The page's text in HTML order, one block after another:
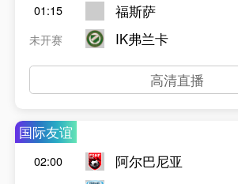
01:15
未开赛
福斯萨
IK弗兰卡
高清直播
国际友谊
02:00
阿尔巴尼亚